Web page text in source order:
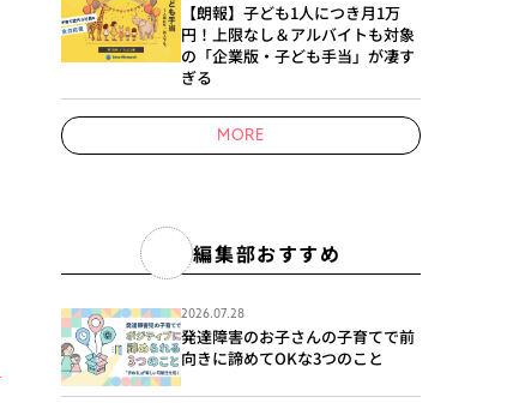
【朗報】子ども1人につき月1万
円！上限なし＆アルバイトも対象
の「企業版・子ども手当」が凄す
ぎる
MORE
編集部おすすめ
2026.07.28
発達障害のお子さんの子育てで前
向きに諦めてOKな3つのこと